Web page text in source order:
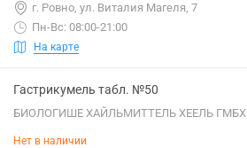
г. Ровно, ул. Виталия Магеля, 7
Пн-Вс: 08:00-21:00
На карте
Гастрикумель табл. №50
БИОЛОГИШЕ ХАЙЛЬМИТТЕЛЬ ХЕЕЛЬ ГМБХ
Нет в наличии